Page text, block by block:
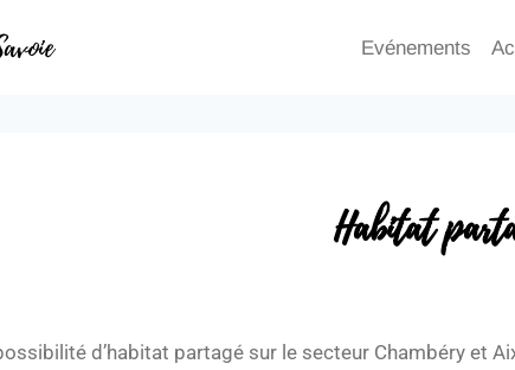
Evénements
Habitat
d’habitat partagé sur le secteur Chambéry et